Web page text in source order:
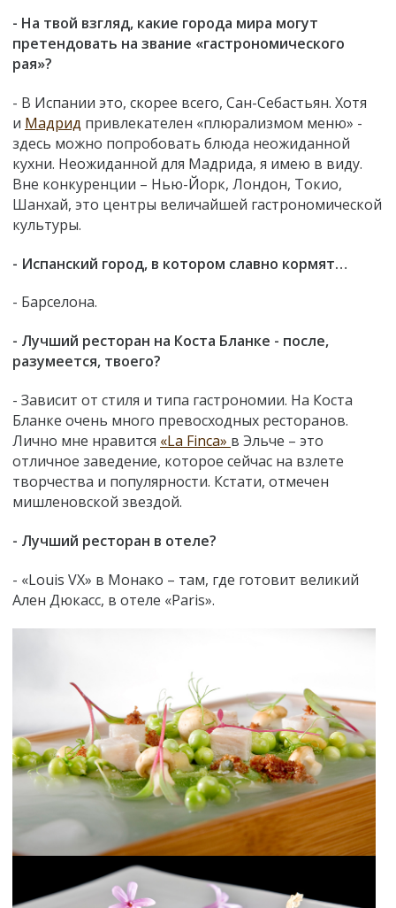
- На твой взгляд, какие города мира могут
претендовать на звание «гастрономического
рая»?
- В Испании это, скорее всего, Сан-Себастьян. Хотя
и Мадрид привлекателен «плюрализмом меню» -
здесь можно попробовать блюда неожиданной
кухни. Неожиданной для Мадрида, я имею в виду.
Вне конкуренции – Нью-Йорк, Лондон, Токио,
Шанхай, это центры величайшей гастрономической
культуры.
- Испанский город, в котором славно кормят…
- Барселона.
- Лучший ресторан на Коста Бланке - после,
разумеется, твоего?
- Зависит от стиля и типа гастрономии. На Коста
Бланке очень много превосходных ресторанов.
Лично мне нравится «La Finca» в Эльче – это
отличное заведение, которое сейчас на взлете
творчества и популярности. Кстати, отмечен
мишленовской звездой.
- Лучший ресторан в отеле?
- «Louis VX» в Монако – там, где готовит великий
Ален Дюкасс, в отеле «Paris».